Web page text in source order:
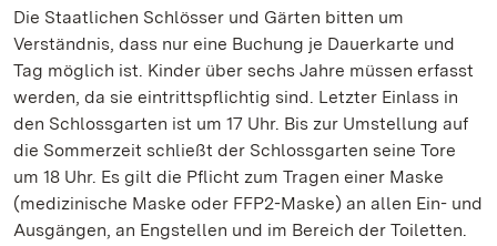
Die Staatlichen Schlösser und Gärten bitten um
Verständnis, dass nur eine Buchung je Dauerkarte und
Tag möglich ist. Kinder über sechs Jahre müssen erfasst
werden, da sie eintrittspflichtig sind. Letzter Einlass in
den Schlossgarten ist um 17 Uhr. Bis zur Umstellung auf
die Sommerzeit schließt der Schlossgarten seine Tore
um 18 Uhr. Es gilt die Pflicht zum Tragen einer Maske
(medizinische Maske oder FFP2-Maske) an allen Ein- und
Ausgängen, an Engstellen und im Bereich der Toiletten.